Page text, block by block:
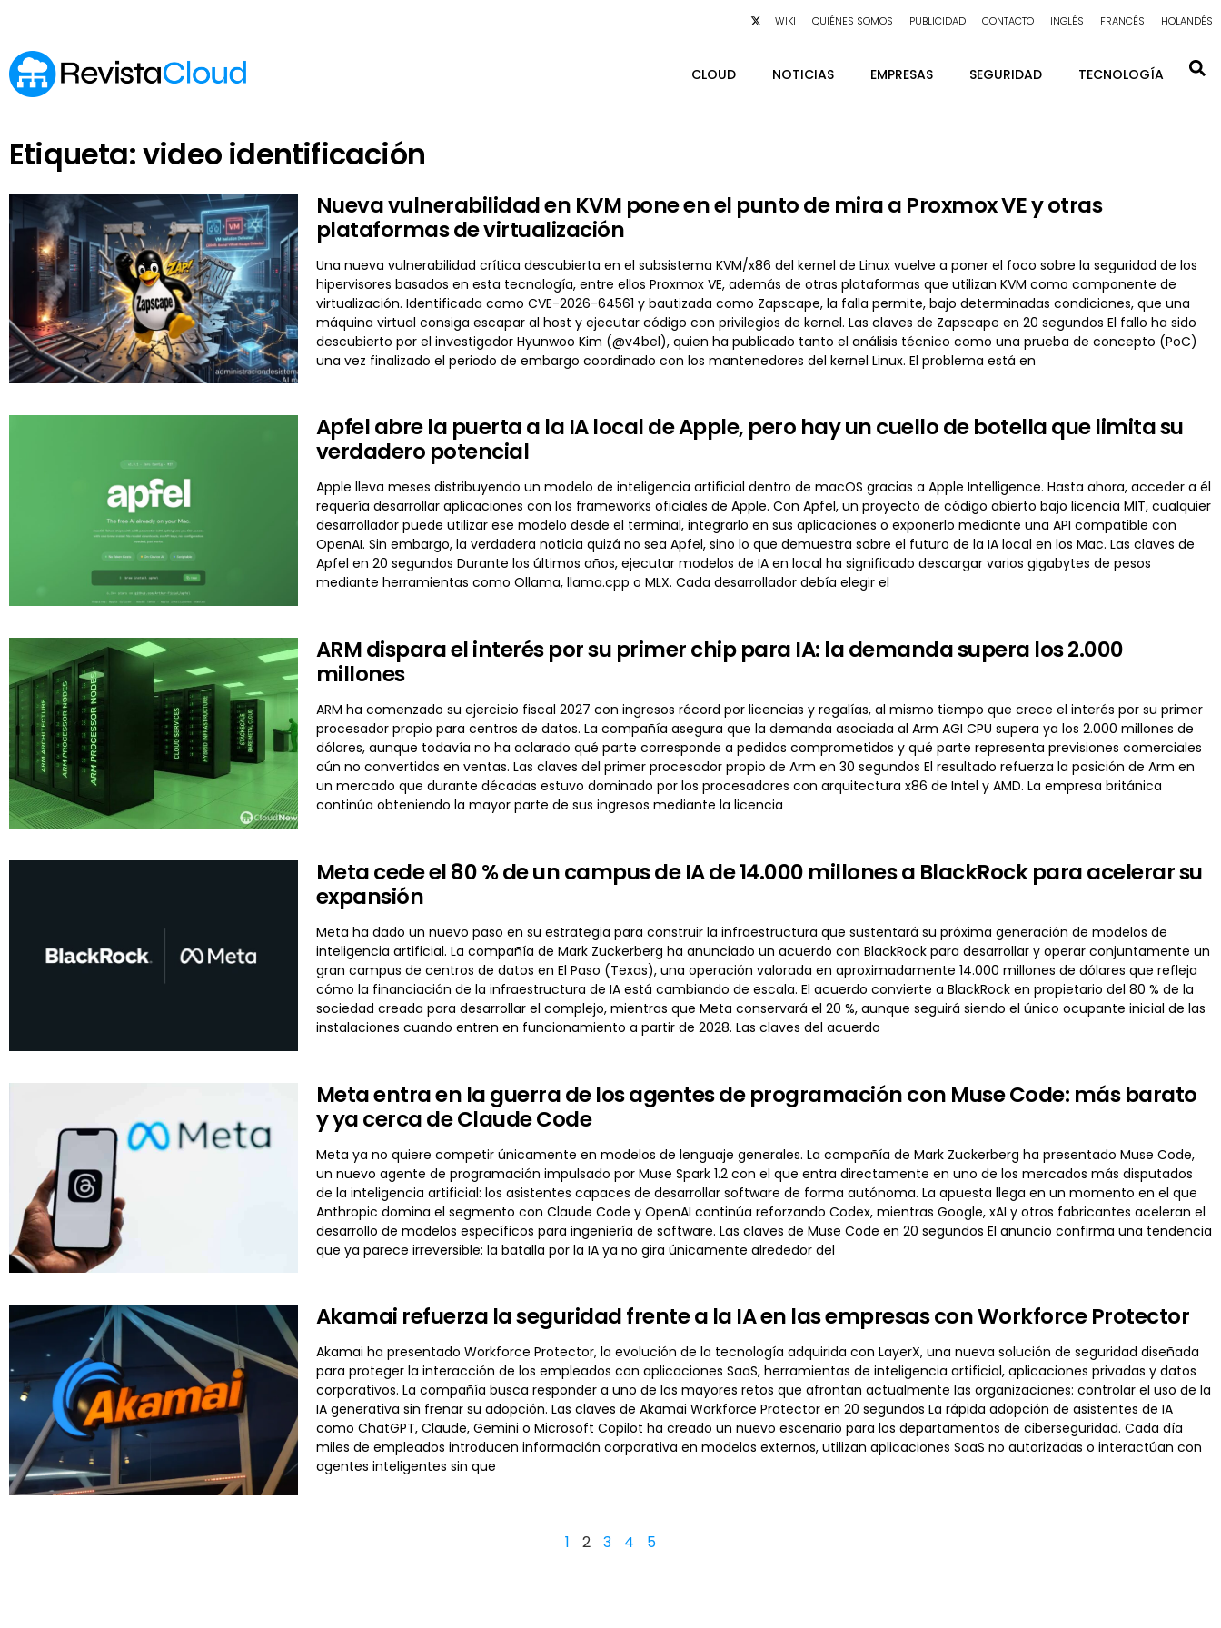
WIKI QUIÉNES SOMOS PUBLICIDAD CONTACTO INGLÉS FRANCÉS HOLANDÉS
CLOUD NOTICIAS EMPRESAS SEGURIDAD TECNOLOGÍA
Etiqueta: video identificación
Nueva vulnerabilidad en KVM pone en el punto de mira a Proxmox VE y otras
plataformas de virtualización
Una nueva vulnerabilidad crítica descubierta en el subsistema KVM/x86 del kernel de Linux vuelve a poner el foco sobre la seguridad de los
hipervisores basados en esta tecnología, entre ellos Proxmox VE, además de otras plataformas que utilizan KVM como componente de
virtualización. Identificada como CVE-2026-64561 y bautizada como Zapscape, la falla permite, bajo determinadas condiciones, que una
máquina virtual consiga escapar al host y ejecutar código con privilegios de kernel. Las claves de Zapscape en 20 segundos El fallo ha sido
descubierto por el investigador Hyunwoo Kim (@v4bel), quien ha publicado tanto el análisis técnico como una prueba de concepto (PoC)
una vez finalizado el periodo de embargo coordinado con los mantenedores del kernel Linux. El problema está en
Apfel abre la puerta a la IA local de Apple, pero hay un cuello de botella que limita su
verdadero potencial
Apple lleva meses distribuyendo un modelo de inteligencia artificial dentro de macOS gracias a Apple Intelligence. Hasta ahora, acceder a él
requería desarrollar aplicaciones con los frameworks oficiales de Apple. Con Apfel, un proyecto de código abierto bajo licencia MIT, cualquier
desarrollador puede utilizar ese modelo desde el terminal, integrarlo en sus aplicaciones o exponerlo mediante una API compatible con
OpenAI. Sin embargo, la verdadera noticia quizá no sea Apfel, sino lo que demuestra sobre el futuro de la IA local en los Mac. Las claves de
Apfel en 20 segundos Durante los últimos años, ejecutar modelos de IA en local ha significado descargar varios gigabytes de pesos
mediante herramientas como Ollama, llama.cpp o MLX. Cada desarrollador debía elegir el
ARM dispara el interés por su primer chip para IA: la demanda supera los 2.000
millones
ARM ha comenzado su ejercicio fiscal 2027 con ingresos récord por licencias y regalías, al mismo tiempo que crece el interés por su primer
procesador propio para centros de datos. La compañía asegura que la demanda asociada al Arm AGI CPU supera ya los 2.000 millones de
dólares, aunque todavía no ha aclarado qué parte corresponde a pedidos comprometidos y qué parte representa previsiones comerciales
aún no convertidas en ventas. Las claves del primer procesador propio de Arm en 30 segundos El resultado refuerza la posición de Arm en
un mercado que durante décadas estuvo dominado por los procesadores con arquitectura x86 de Intel y AMD. La empresa británica
continúa obteniendo la mayor parte de sus ingresos mediante la licencia
Meta cede el 80 % de un campus de IA de 14.000 millones a BlackRock para acelerar su
expansión
Meta ha dado un nuevo paso en su estrategia para construir la infraestructura que sustentará su próxima generación de modelos de
inteligencia artificial. La compañía de Mark Zuckerberg ha anunciado un acuerdo con BlackRock para desarrollar y operar conjuntamente un
gran campus de centros de datos en El Paso (Texas), una operación valorada en aproximadamente 14.000 millones de dólares que refleja
cómo la financiación de la infraestructura de IA está cambiando de escala. El acuerdo convierte a BlackRock en propietario del 80 % de la
sociedad creada para desarrollar el complejo, mientras que Meta conservará el 20 %, aunque seguirá siendo el único ocupante inicial de las
instalaciones cuando entren en funcionamiento a partir de 2028. Las claves del acuerdo
Meta entra en la guerra de los agentes de programación con Muse Code: más barato
y ya cerca de Claude Code
Meta ya no quiere competir únicamente en modelos de lenguaje generales. La compañía de Mark Zuckerberg ha presentado Muse Code,
un nuevo agente de programación impulsado por Muse Spark 1.2 con el que entra directamente en uno de los mercados más disputados
de la inteligencia artificial: los asistentes capaces de desarrollar software de forma autónoma. La apuesta llega en un momento en el que
Anthropic domina el segmento con Claude Code y OpenAI continúa reforzando Codex, mientras Google, xAI y otros fabricantes aceleran el
desarrollo de modelos específicos para ingeniería de software. Las claves de Muse Code en 20 segundos El anuncio confirma una tendencia
que ya parece irreversible: la batalla por la IA ya no gira únicamente alrededor del
Akamai refuerza la seguridad frente a la IA en las empresas con Workforce Protector
Akamai ha presentado Workforce Protector, la evolución de la tecnología adquirida con LayerX, una nueva solución de seguridad diseñada
para proteger la interacción de los empleados con aplicaciones SaaS, herramientas de inteligencia artificial, aplicaciones privadas y datos
corporativos. La compañía busca responder a uno de los mayores retos que afrontan actualmente las organizaciones: controlar el uso de la
IA generativa sin frenar su adopción. Las claves de Akamai Workforce Protector en 20 segundos La rápida adopción de asistentes de IA
como ChatGPT, Claude, Gemini o Microsoft Copilot ha creado un nuevo escenario para los departamentos de ciberseguridad. Cada día
miles de empleados introducen información corporativa en modelos externos, utilizan aplicaciones SaaS no autorizadas o interactúan con
agentes inteligentes sin que
1 2 3 4 5